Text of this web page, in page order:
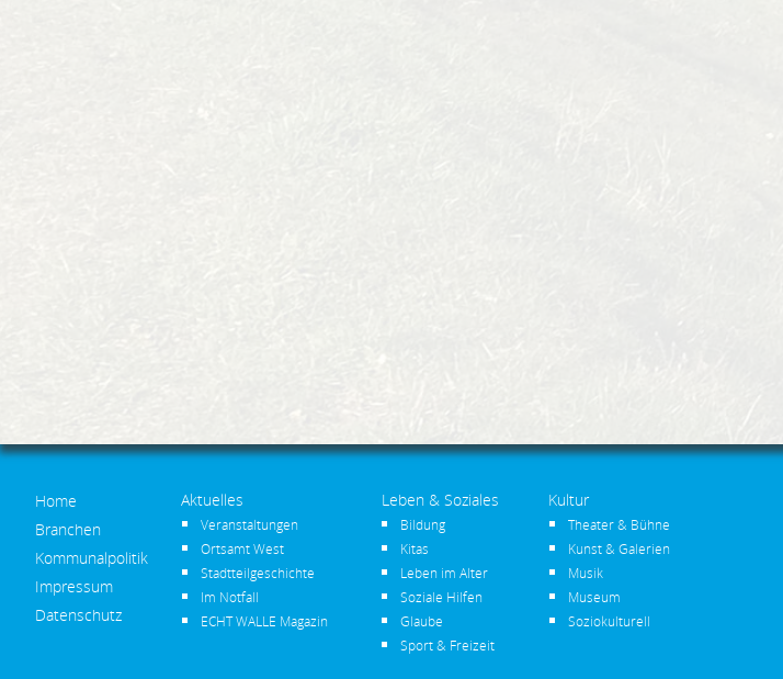
Home
Branchen
Kommunalpolitik
Impressum
Datenschutz
Aktuelles
Veranstaltungen
Ortsamt West
Stadtteilgeschichte
Im Notfall
ECHT WALLE Magazin
Leben & Soziales
Bildung
Kitas
Leben im Alter
Soziale Hilfen
Glaube
Sport & Freizeit
Kultur
Theater & Bühne
Kunst & Galerien
Musik
Museum
Soziokulturell